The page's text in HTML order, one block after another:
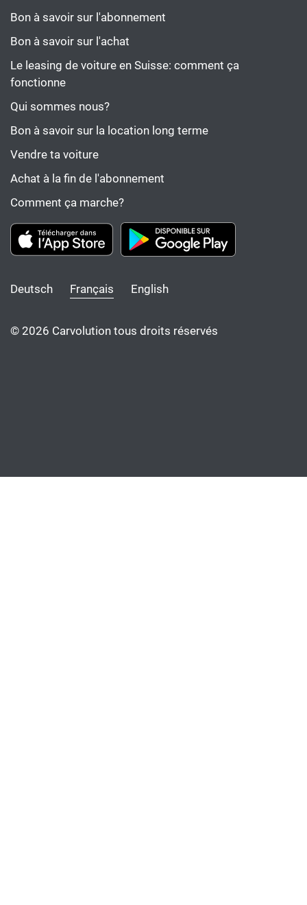
Bon à savoir sur l'abonnement
Bon à savoir sur l'achat
Le leasing de voiture en Suisse: comment ça
fonctionne
Qui sommes nous?
Bon à savoir sur la location long terme
Vendre ta voiture
Achat à la fin de l'abonnement
Comment ça marche?
Deutsch Français English
© 2026 Carvolution tous droits réservés